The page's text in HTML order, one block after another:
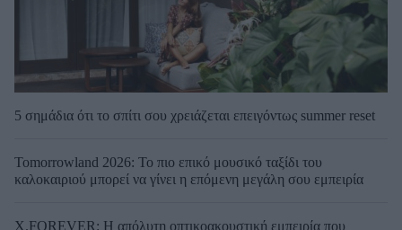
5 σημάδια ότι το σπίτι σου χρειάζεται επειγόντως summer reset
Tomorrowland 2026: Το πιο επικό μουσικό ταξίδι του
καλοκαιριού μπορεί να γίνει η επόμενη μεγάλη σου εμπειρία
X.FOREVER: Η απόλυτη οπτικοακουστική εμπειρία που